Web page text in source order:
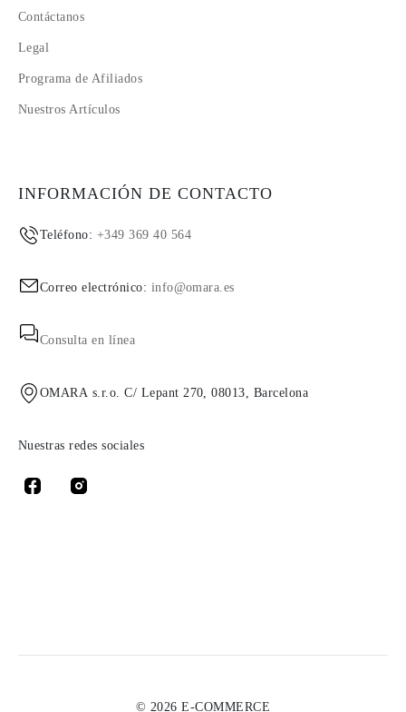
Contáctanos
Legal
Programa de Afiliados
Nuestros Artículos
INFORMACIÓN DE CONTACTO
Teléfono: +349 369 40 564
Correo electrónico: info@omara.es
Consulta en línea
OMARA s.r.o. C/ Lepant 270, 08013, Barcelona
Nuestras redes sociales
© 2026 E-COMMERCE